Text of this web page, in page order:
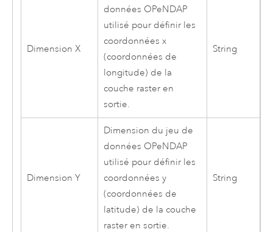
Dimension X
données OPeNDAP
utilisé pour définir les
coordonnées x
(coordonnées de
longitude) de la
couche raster en
sortie.
String
Dimension Y
Dimension du jeu de
données OPeNDAP
utilisé pour définir les
coordonnées y
(coordonnées de
latitude) de la couche
raster en sortie.
String